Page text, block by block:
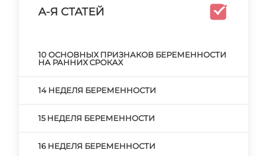
А-Я СТАТЕЙ
10 ОСНОВНЫХ ПРИЗНАКОВ БЕРЕМЕННОСТИ
НА РАННИХ СРОКАХ
14 НЕДЕЛЯ БЕРЕМЕННОСТИ
15 НЕДЕЛЯ БЕРЕМЕННОСТИ
16 НЕДЕЛЯ БЕРЕМЕННОСТИ